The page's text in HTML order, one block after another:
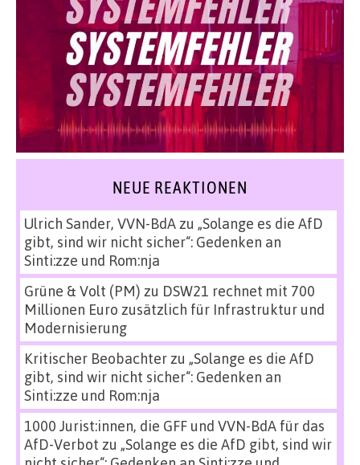
NEUE REAKTIONEN
Ulrich Sander, VVN-BdAzu „Solange es die AfD
gibt, sind wir nicht sicher“: Gedenken an
Sinti:zze und Rom:nja
Grüne & Volt (PM) zu DSW21 rechnet mit 700
Millionen Euro zusätzlich für Infrastruktur und
Modernisierung
Kritischer Beobachterzu „Solange es die AfD
gibt, sind wir nicht sicher“: Gedenken an
Sinti:zze und Rom:nja
1000 Jurist:innen, die GFF und VVN-BdA für das
AfD-Verbot zu „Solange es die AfD gibt, sind wir